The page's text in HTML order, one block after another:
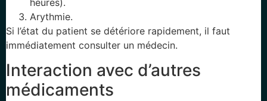
Arythmie.
Si l’état du patient se détériore rapidement, il faut
immédiatement consulter un médecin.
Interaction avec d’autres
médicaments